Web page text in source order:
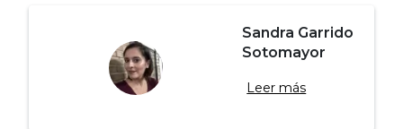
Sandra Garrido
Sotomayor
Leer más